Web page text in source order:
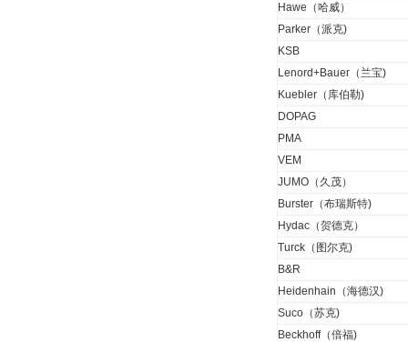
Hawe（哈威）
Parker（派克)
KSB
Lenord+Bauer（兰宝)
Kuebler（库伯勒)
DOPAG
PMA
VEM
JUMO（久茂）
Burster（布瑞斯特)
Hydac（贺德克）
Turck（图尔克)
B&R
Heidenhain（海德汉)
Suco（苏克)
Beckhoff（倍福)